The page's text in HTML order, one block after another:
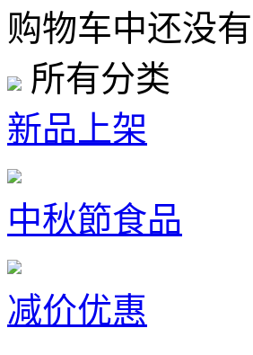
购物车中还没
所有分类
新品上架
中秋節食品
减价优惠